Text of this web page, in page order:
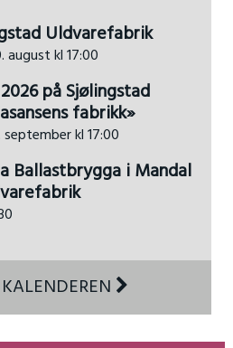
Uldvarefabrik
august kl 17:00
på Sjølingstad
fabrikk»
september kl 17:00
Ballastbrygga i Mandal